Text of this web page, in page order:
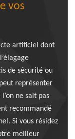
vos
artificiel dont
de sécurité ou
représenter
ne sait pas
recommandé
Si vous résidez
meilleur